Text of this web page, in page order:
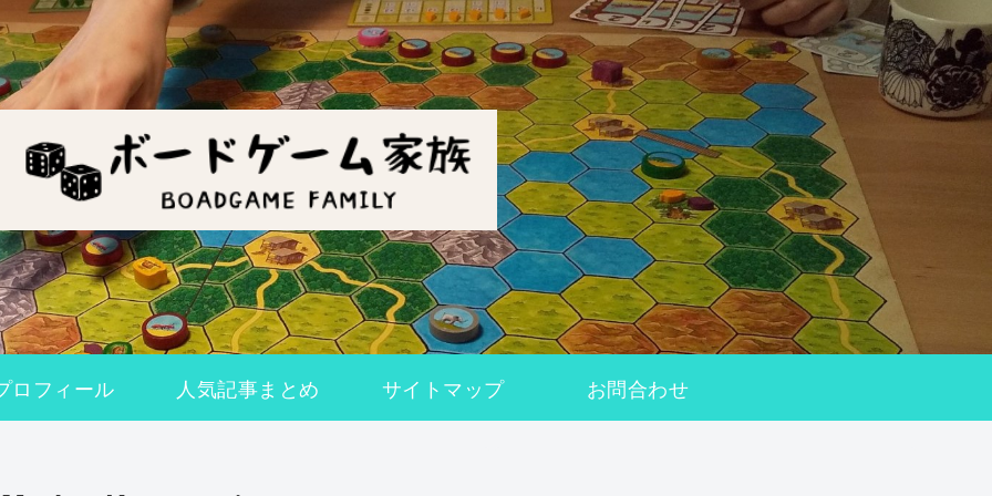
ロフィール 人気記事まとめ サイトマップ お問合わせ